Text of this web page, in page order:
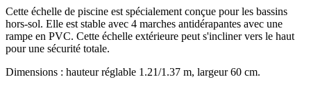
Cette échelle de piscine est spécialement conçue pour les bassins
hors-sol. Elle est stable avec 4 marches antidérapantes avec une
rampe en PVC. Cette échelle extérieure peut s'incliner vers le haut
pour une sécurité totale.
Dimensions : hauteur réglable 1.21/1.37 m, largeur 60 cm.